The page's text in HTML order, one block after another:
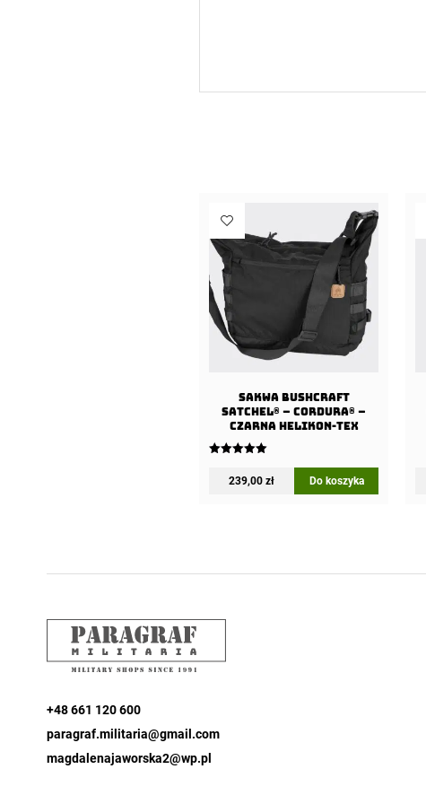
Sakwa BUSHCRAFT
SATCHEL® – Cordura® –
Czarna Helikon-tex
5.00
na 5
239,00 zł Do koszyka
+48 661 120 600
paragraf.militaria@gmail.com
magdalenajaworska2@wp.pl